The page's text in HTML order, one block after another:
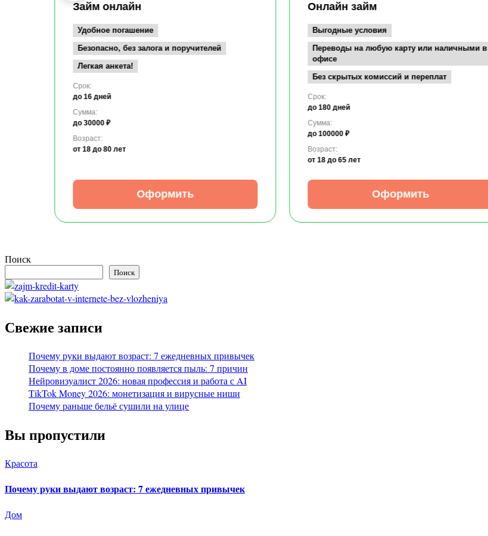
Займ онлайн
Удобное погашение
Безопасно, без залога и поручителей
Легкая анкета!
Срок:
до 16 дней
Сумма:
до 30000 ₽
Возраст:
от 18 до 80 лет
Оформить
Онлайн займ
Выгодные условия
Переводы на любую карту или наличными в
офисе
Без скрытых комиссий и переплат
Срок:
до 180 дней
Сумма:
до 100000 ₽
Возраст:
от 18 до 65 лет
Оформить
Поиск
Поиск
Свежие записи
Почему руки выдают возраст: 7 ежедневных привычек
Почему в доме постоянно появляется пыль: 7 причин
Нейровизуалист 2026: новая профессия и работа с AI
TikTok Money 2026: монетизация и вирусные ниши
Почему раньше бельё сушили на улице
Вы пропустили
Красота
Почему руки выдают возраст: 7 ежедневных привычек
Дом